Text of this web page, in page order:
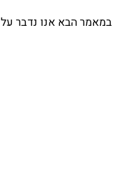
במאמר הבא אנו נדבר על MongoDB עם node.js.